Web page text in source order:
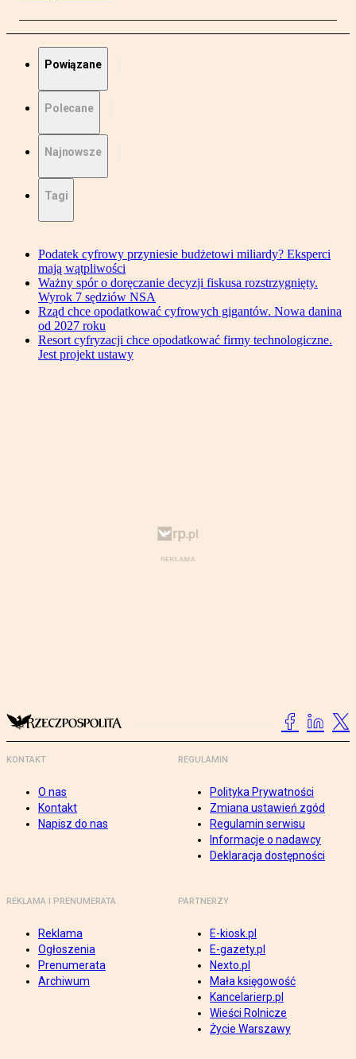
Powiązane
Polecane
Najnowsze
Tagi
Podatek cyfrowy przyniesie budżetowi miliardy? Eksperci
mają wątpliwości
Ważny spór o doręczanie decyzji fiskusa rozstrzygnięty.
Wyrok 7 sędziów NSA
Rząd chce opodatkować cyfrowych gigantów. Nowa danina
od 2027 roku
Resort cyfryzacji chce opodatkować firmy technologiczne.
Jest projekt ustawy
KONTAKT
O nas
Kontakt
Napisz do nas
REGULAMIN
Polityka Prywatności
Zmiana ustawień zgód
Regulamin serwisu
Informacje o nadawcy
Deklaracja dostępności
REKLAMA I PRENUMERATA
Reklama
Ogłoszenia
Prenumerata
Archiwum
PARTNERZY
E-kiosk.pl
E-gazety.pl
Nexto.pl
Mała księgowość
Kancelarierp.pl
Wieści Rolnicze
Życie Warszawy